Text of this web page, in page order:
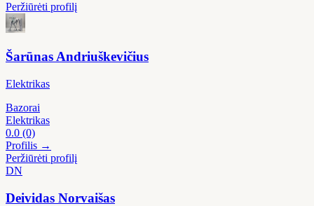
Peržiūrėti profilį
Šarūnas Andriuškevičius
Elektrikas
Bazorai
Elektrikas
0.0 (0)
Profilis →
Peržiūrėti profilį
DN
Deividas Norvaišas